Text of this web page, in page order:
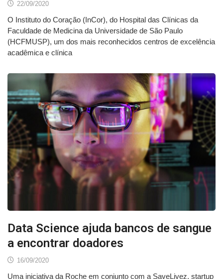
22/09/2020
O Instituto do Coração (InCor), do Hospital das Clínicas da
Faculdade de Medicina da Universidade de São Paulo
(HCFMUSP), um dos mais reconhecidos centros de excelência
acadêmica e clínica
Data Science ajuda bancos de sangue
a encontrar doadores
16/09/2020
Uma iniciativa da Roche em conjunto com a SaveLivez, startup